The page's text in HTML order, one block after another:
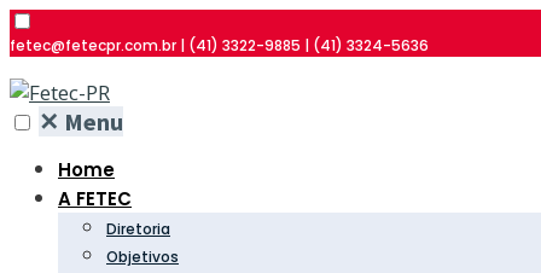
fetec@fetecpr.com.br | (41) 3322-9885 | (41) 3324-5636
✕ Menu
Home
A FETEC
Diretoria
Objetivos